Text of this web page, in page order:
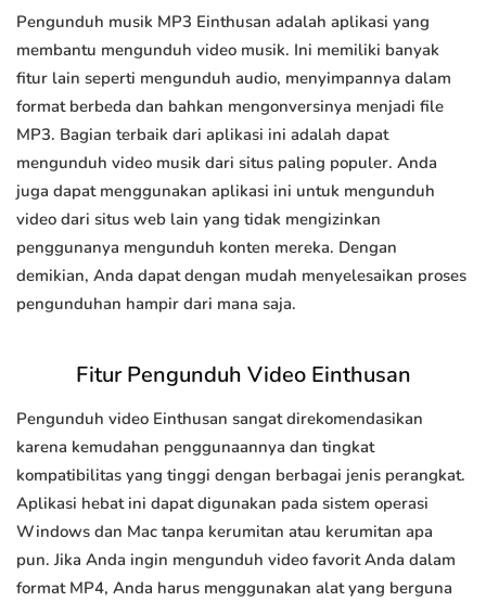
Pengunduh musik MP3 Einthusan adalah aplikasi yang
membantu mengunduh video musik. Ini memiliki banyak
fitur lain seperti mengunduh audio, menyimpannya dalam
format berbeda dan bahkan mengonversinya menjadi file
MP3. Bagian terbaik dari aplikasi ini adalah dapat
mengunduh video musik dari situs paling populer. Anda
juga dapat menggunakan aplikasi ini untuk mengunduh
video dari situs web lain yang tidak mengizinkan
penggunanya mengunduh konten mereka. Dengan
demikian, Anda dapat dengan mudah menyelesaikan proses
pengunduhan hampir dari mana saja.
Fitur Pengunduh Video Einthusan
Pengunduh video Einthusan sangat direkomendasikan
karena kemudahan penggunaannya dan tingkat
kompatibilitas yang tinggi dengan berbagai jenis perangkat.
Aplikasi hebat ini dapat digunakan pada sistem operasi
Windows dan Mac tanpa kerumitan atau kerumitan apa
pun. Jika Anda ingin mengunduh video favorit Anda dalam
format MP4, Anda harus menggunakan alat yang berguna